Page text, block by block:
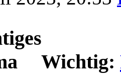
Wichtig: